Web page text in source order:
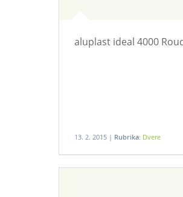
aluplast ideal 4000
13. 2. 2015 | Rubrika: Dvere